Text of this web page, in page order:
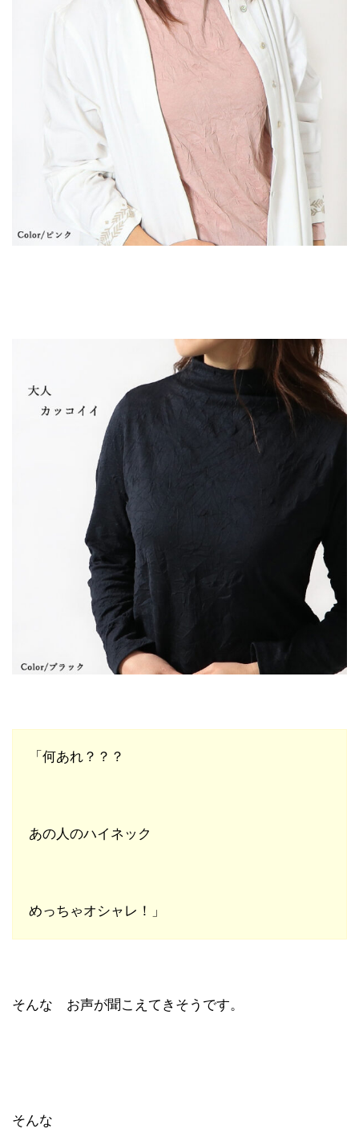
「何あれ？？？
あの人のハイネック
めっちゃオシャレ！」
そんな お声が聞こえてきそうです。
そんな